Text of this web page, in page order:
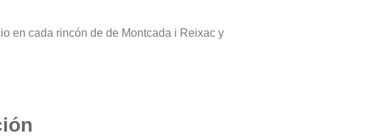
en cada rincón de de Montcada i Reixac y